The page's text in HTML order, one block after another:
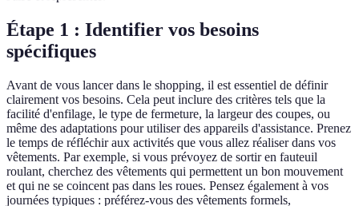
Étape 1 : Identifier vos besoins
spécifiques
Avant de vous lancer dans le shopping, il est essentiel de définir
clairement vos besoins. Cela peut inclure des critères tels que la
facilité d'enfilage, le type de fermeture, la largeur des coupes, ou
même des adaptations pour utiliser des appareils d'assistance. Prenez
le temps de réfléchir aux activités que vous allez réaliser dans vos
vêtements. Par exemple, si vous prévoyez de sortir en fauteuil
roulant, cherchez des vêtements qui permettent un bon mouvement
et qui ne se coincent pas dans les roues. Pensez également à vos
journées typiques : préférez-vous des vêtements formels,